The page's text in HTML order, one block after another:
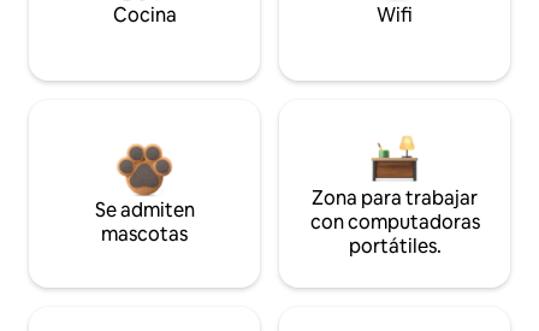
Cocina Wifi
Se admiten
mascotas
Zona para trabajar
con computadoras
portátiles.